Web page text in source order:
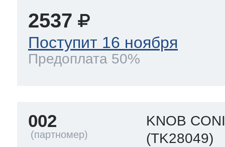
2537
Поступит 16 ноября
Предоплата 50%
002
KNOB
(TK28049)